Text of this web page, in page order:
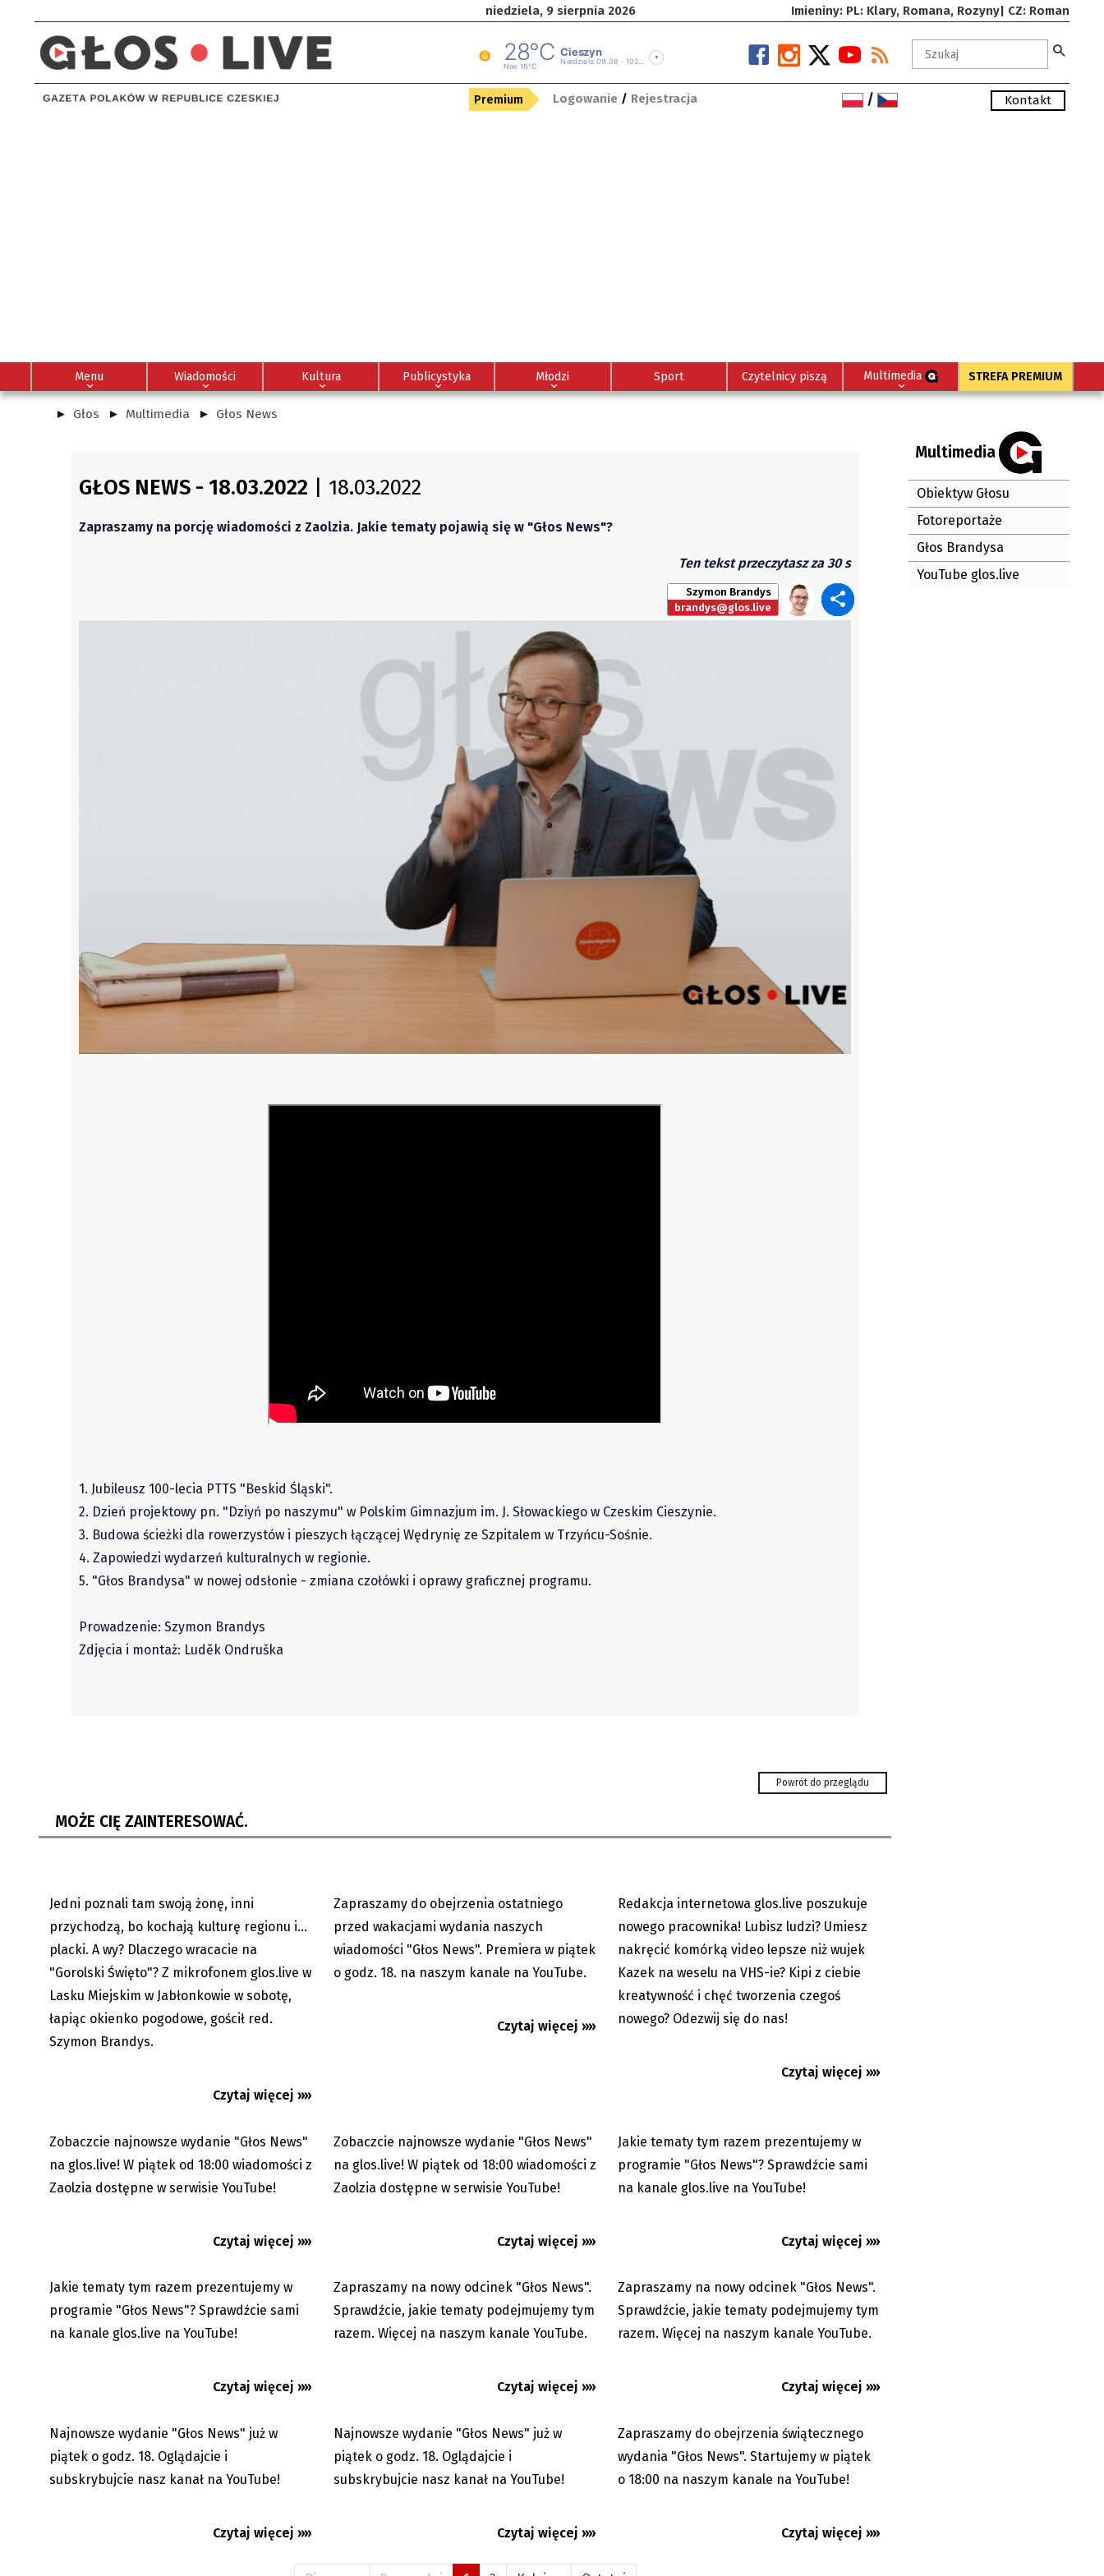
niedziela, 9 sierpnia 2026 Imieniny: PL: Klary, Romana, Rozyny| CZ: Roman
Premium Logowanie / Rejestracja / Kontakt
Menu Wiadomości Kultura Publicystyka Młodzi Sport Czytelnicy piszą Multimedia STREFA PREMIUM
Głos Multimedia Głos News
GŁOS NEWS - 18.03.2022 | 18.03.2022
Zapraszamy na porcję wiadomości z Zaolzia. Jakie tematy pojawią się w "Głos News"?
Ten tekst przeczytasz za 30 s
Szymon Brandys
brandys@glos.live
1. Jubileusz 100-lecia PTTS "Beskid Śląski".
2. Dzień projektowy pn. "Dziyń po naszymu" w Polskim Gimnazjum im. J. Słowackiego w Czeskim Cieszynie.
3. Budowa ścieżki dla rowerzystów i pieszych łączącej Wędrynię ze Szpitalem w Trzyńcu-Sośnie.
4. Zapowiedzi wydarzeń kulturalnych w regionie.
5. "Głos Brandysa" w nowej odsłonie - zmiana czołówki i oprawy graficznej programu.
Prowadzenie: Szymon Brandys
Zdjęcia i montaż: Luděk Ondruška
Powrót do przeglądu
MOŻE CIĘ ZAINTERESOWAĆ.
Jedni poznali tam swoją żonę, inni
przychodzą, bo kochają kulturę regionu i...
placki. A wy? Dlaczego wracacie na
"Gorolski Święto"? Z mikrofonem glos.live w
Lasku Miejskim w Jabłonkowie w sobotę,
łapiąc okienko pogodowe, gościł red.
Szymon Brandys.
Czytaj więcej »»
24.06.2022
Zapraszamy do obejrzenia ostatniego
przed wakacjami wydania naszych
wiadomości "Głos News". Premiera w piątek
o godz. 18. na naszym kanale na YouTube.
Czytaj więcej »»
23.06.2022
Redakcja internetowa glos.live poszukuje
nowego pracownika! Lubisz ludzi? Umiesz
nakręcić komórką video lepsze niż wujek
Kazek na weselu na VHS-ie? Kipi z ciebie
kreatywność i chęć tworzenia czegoś
nowego? Odezwij się do nas!
Czytaj więcej »»
10.06.2022
Obejrzyj Głos News! Do zobaczenia
na kanale glos.live w serwisie...
Zobaczcie najnowsze wydanie "Głos News"
na glos.live! W piątek od 18:00 wiadomości z
Zaolzia dostępne w serwisie YouTube!
Czytaj więcej »»
10.06.2022
Zobaczcie najnowsze wydanie "Głos News"
na glos.live! W piątek od 18:00 wiadomości z
Zaolzia dostępne w serwisie YouTube!
Czytaj więcej »»
27.05.2022
Głos News 27.05.2022. Obejrzyjcie
najnowszy odcinek
Jakie tematy tym razem prezentujemy w
programie "Głos News"? Sprawdźcie sami
na kanale glos.live na YouTube!
Czytaj więcej »»
27.05.2022
Głos News 27.05.2022. Obejrzyjcie
najnowszy odcinek
Jakie tematy tym razem prezentujemy w
programie "Głos News"? Sprawdźcie sami
na kanale glos.live na YouTube!
Czytaj więcej »»
13.05.2022
Głos News 13.05.2022
Zapraszamy na nowy odcinek "Głos News".
Sprawdźcie, jakie tematy podejmujemy tym
razem. Więcej na naszym kanale YouTube.
Czytaj więcej »»
13.05.2022
Głos News 13.05.2022
Zapraszamy na nowy odcinek "Głos News".
Sprawdźcie, jakie tematy podejmujemy tym
razem. Więcej na naszym kanale YouTube.
Czytaj więcej »»
29.04.2022
Najnowsze wydanie "Głos News" już w
piątek o godz. 18. Oglądajcie i
subskrybujcie nasz kanał na YouTube!
Czytaj więcej »»
29.04.2022
Najnowsze wydanie "Głos News" już w
piątek o godz. 18. Oglądajcie i
subskrybujcie nasz kanał na YouTube!
Czytaj więcej »»
15.04.2022
Zapraszamy do obejrzenia świątecznego
wydania "Głos News". Startujemy w piątek
o 18:00 na naszym kanale na YouTube!
Czytaj więcej »»
Multimedia
Obiektyw Głosu
Fotoreportaże
Głos Brandysa
YouTube glos.live